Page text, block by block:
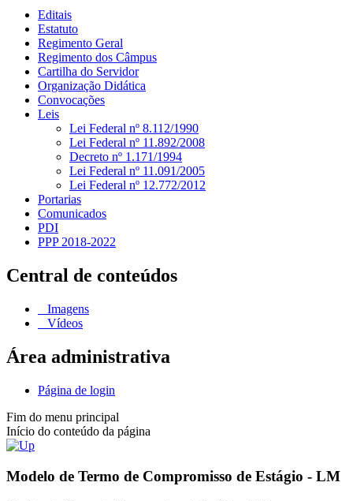
Editais
Estatuto
Regimento Geral
Regimento dos Câmpus
Cartilha do Servidor
Organização Didática
Convocações
Leis
Lei Federal nº 8.112/1990
Lei Federal nº 11.892/2008
Decreto nº 1.171/1994
Lei Federal nº 11.091/2005
Lei Federal nº 12.772/2012
Portarias
Comunicados
PDI
PPP 2018-2022
Central de conteúdos
Imagens
Vídeos
Área administrativa
Página de login
Fim do menu principal
Início do conteúdo da página
Modelo de Termo de Compromisso de Estágio - LM